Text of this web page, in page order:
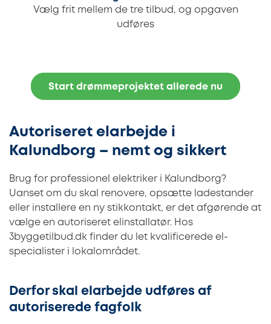
Vælg frit mellem de tre tilbud, og opgaven
udføres
Start drømmeprojektet allerede nu
Autoriseret elarbejde i
Kalundborg – nemt og sikkert
Brug for professionel elektriker i Kalundborg?
Uanset om du skal renovere, opsætte ladestander
eller installere en ny stikkontakt, er det afgørende at
vælge en autoriseret elinstallatør. Hos
3byggetilbud.dk finder du let kvalificerede el-
specialister i lokalområdet.
Derfor skal elarbejde udføres af
autoriserede fagfolk